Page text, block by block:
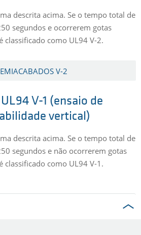
descrita acima. Se o tempo total de
segundos e ocorrerem gotas
classificado como UL94 V-2.
V-2
V-1 (ensaio de
vertical)
descrita acima. Se o tempo total de
segundos e não ocorrerem gotas
classificado como UL94 V-1.